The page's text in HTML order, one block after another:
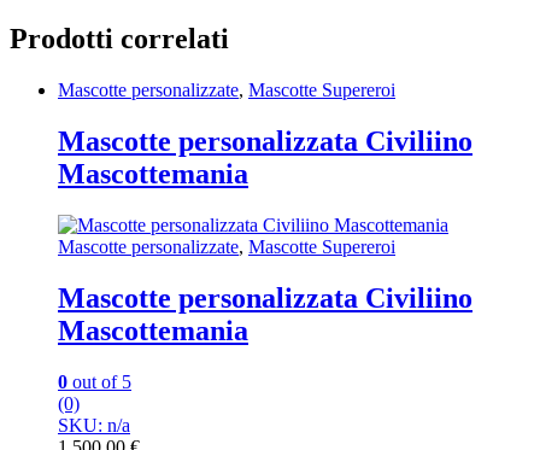
Prodotti correlati
Mascotte personalizzate, Mascotte Supereroi
Mascotte personalizzata Civiliino
Mascottemania
Mascotte personalizzate, Mascotte Supereroi
Mascotte personalizzata Civiliino
Mascottemania
0 out of 5
(0)
SKU: n/a